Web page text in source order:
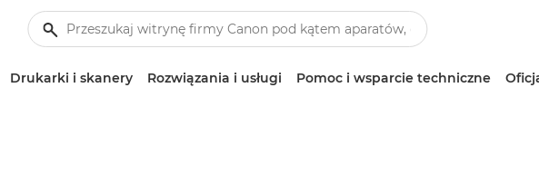
Drukarki i skanery Rozwiązania i usługi Pomoc i wsparcie techniczne